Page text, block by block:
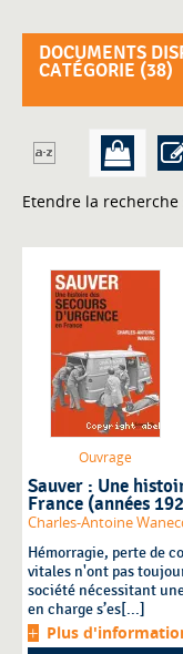
DOCUMENTS
CATÉGORIE (38)
Etendre la
Ouvrage
Sauver : Une
France (années
Charles-Antoine
Hémorragie, perte de
vitales n'ont pas
société nécessitant
en charge s’es[...]
Plus